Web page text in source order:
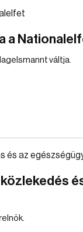
a
váltja.